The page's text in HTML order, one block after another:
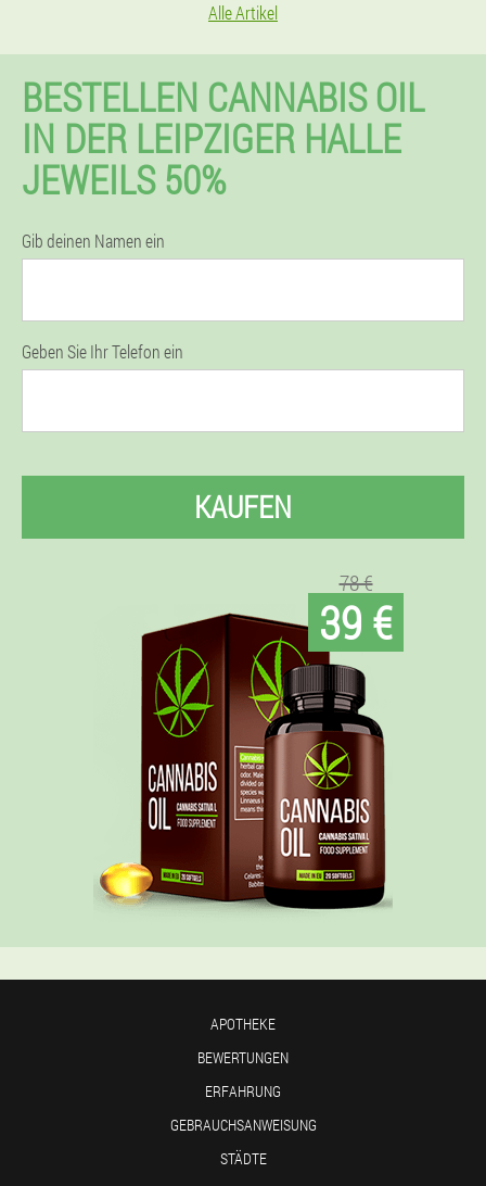
Alle Artikel
BESTELLEN CANNABIS OIL
IN DER LEIPZIGER HALLE
JEWEILS 50%
Gib deinen Namen ein
Geben Sie Ihr Telefon ein
KAUFEN
78 €
39 €
APOTHEKE
BEWERTUNGEN
ERFAHRUNG
GEBRAUCHSANWEISUNG
STÄDTE